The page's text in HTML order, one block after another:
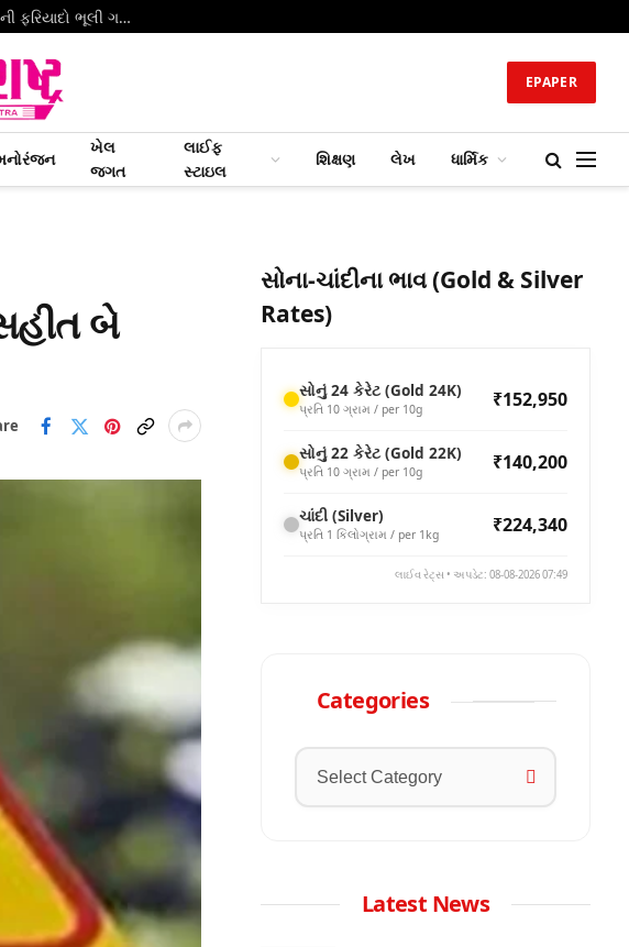
“Lock Up” સમાપ્ત થતાં જ, શ્રેયા કાલરા અને શિવાંગી જોશી પોતાની ફરિયાદો ભૂલી ગયા અને સાથે નાચવા લાગ્યા
EPAPER
ખેલ
જગત
લાઈફ
સ્ટાઇલ
શિક્ષણ લેખ ધાર્મિક
બે
સોના-ચાંદીના ભાવ (Gold & Silver
Rates)
સોનું 24 કેરેટ (Gold 24K)
પ્રતિ 10 ગ્રામ / per 10g ₹152,950
સોનું 22 કેરેટ (Gold 22K)
પ્રતિ 10 ગ્રામ / per 10g ₹140,200
ચાંદી (Silver)
પ્રતિ 1 કિલોગ્રામ / per 1kg ₹224,340
લાઈવ રેટ્સ • અપડેટ: 08-08-2026 07:49
Categories
Latest News